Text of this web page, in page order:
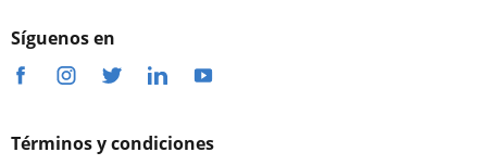
Síguenos en
Términos y condiciones